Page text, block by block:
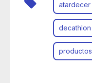
atardecer
decathlon
productos